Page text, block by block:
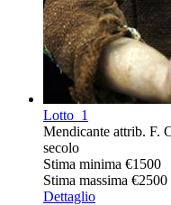
Lotto 1
Mendicante attrib.
secolo
Stima minima €1500
Stima massima €2500
Dettaglio